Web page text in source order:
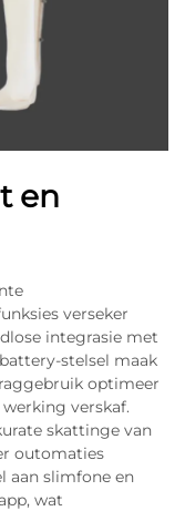
en
verseker
integrasie met
stelsel maak
optimeer
verskaf.
skattinge van
outomaties
aan slimfone en
wat